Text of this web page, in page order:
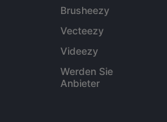
Brusheezy
Vecteezy
Videezy
Werden Sie
Anbieter